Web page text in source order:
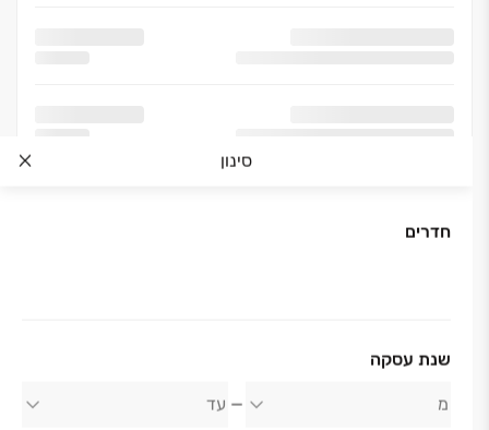
סינון
חדרים
שנת עסקה
אודות החברה
קבוצת שבירו יזמות ובנייה